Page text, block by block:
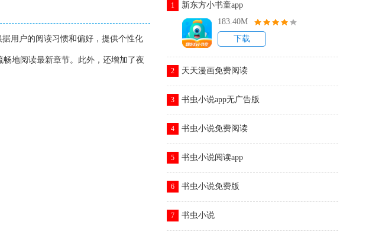
用户的阅读习惯和偏好，提供个性化
地阅读最新章节。此外，还增加了夜
1
新东方小书童app
183.40M
下载
2 天天漫画免费阅读
3 书虫小说app无广告版
4 书虫小说免费阅读
5 书虫小说阅读app
6 书虫小说免费版
7 书虫小说